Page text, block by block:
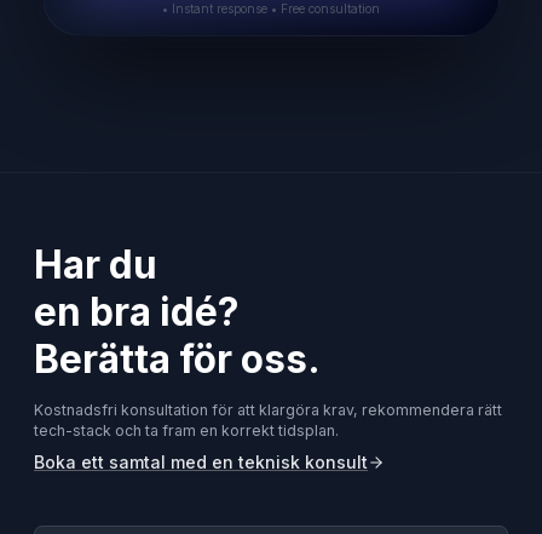
• Instant response • Free consultation
Har du
en bra idé?
Berätta för oss.
Kostnadsfri konsultation för att klargöra krav, rekommendera rätt
tech-stack och ta fram en korrekt tidsplan.
Boka ett samtal med en teknisk konsult